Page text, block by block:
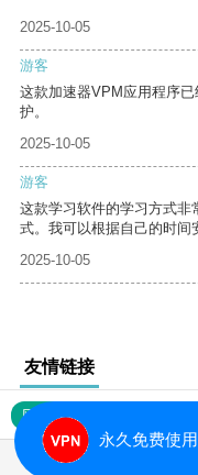
2025-10-05
游客
这款加速器VPM应用程序
护。
2025-10-05
游客
这款学习软件的学习方式非
式。我可以根据自己的时间
2025-10-05
友情链接
网站地图
永久免费使